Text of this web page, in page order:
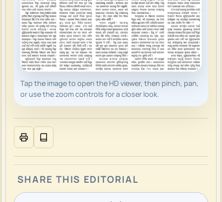
Tap the image to open the HD viewer, then pinch, pan,
or use the zoom controls for a closer look.
SHARE THIS EDITORIAL